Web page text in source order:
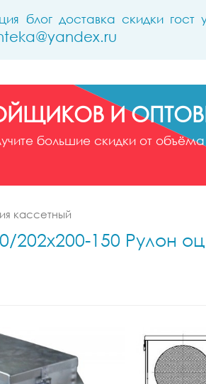
блог доставка скидки гост
И
большие скидки от объёма
кассетный
202x200-150 Рулон